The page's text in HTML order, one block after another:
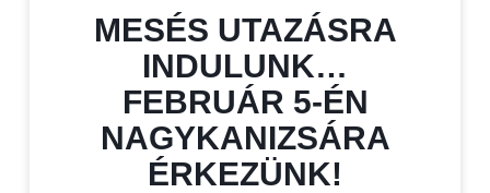
MESÉS UTAZÁSRA
INDULUNK…
FEBRUÁR 5-ÉN
NAGYKANIZSÁRA
ÉRKEZÜNK!